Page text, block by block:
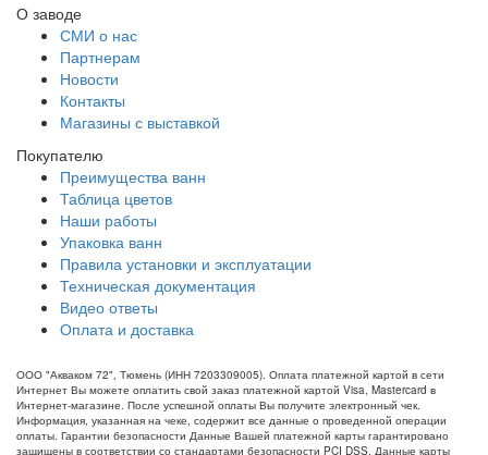
О заводе
СМИ о нас
Партнерам
Новости
Контакты
Магазины с выставкой
Покупателю
Преимущества ванн
Таблица цветов
Наши работы
Упаковка ванн
Правила установки и эксплуатации
Техническая документация
Видео ответы
Оплата и доставка
ООО "Акваком 72", Тюмень (ИНН 7203309005). Оплата платежной картой в сети
Интернет Вы можете оплатить свой заказ платежной картой Visa, Mastercard в
Интернет-магазине. После успешной оплаты Вы получите электронный чек.
Информация, указанная на чеке, содержит все данные о проведенной операции
оплаты. Гарантии безопасности Данные Вашей платежной карты гарантировано
защищены в соответствии со стандартами безопасности PCI DSS. Данные карты